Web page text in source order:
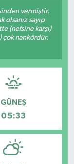
vermiştir.
sayıp
(nefsine karşı)
çok nankördür.
GÜNEŞ
05:33